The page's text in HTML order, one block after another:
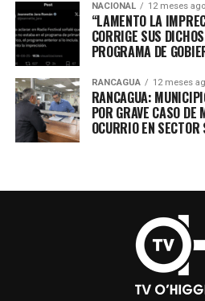
NACIONAL 12 meses ago
“LAMENTO LA
CORRIGE SUS
PROGRAMA DE
RANCAGUA 12 meses
RANCAGUA:
POR GRAVE CASO
OCURRIO EN